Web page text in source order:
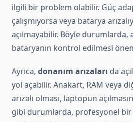
ilgili bir problem olabilir. Güç
çalışmıyorsa veya batarya
açılmayabilir. Böyle durumlarda,
bataryanın kontrol edilmesi
Ayrıca, donanım arızaları da
yol açabilir. Anakart, RAM veya
arızalı olması, laptopun
gibi durumlarda, profesyonel